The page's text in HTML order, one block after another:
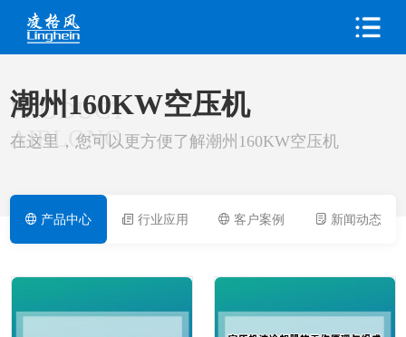
PRODUCT
AIRLONG
潮州160KW空压机
在这里，您可以更方便了解潮州160KW空压机
产品中心 行业应用 客户案例 新闻动态